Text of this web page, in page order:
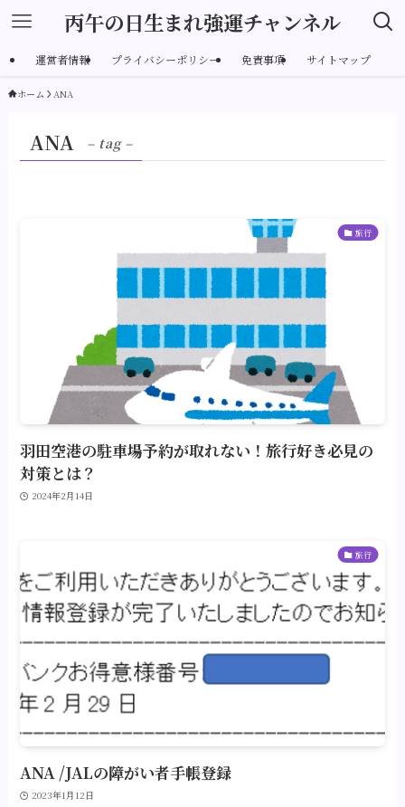
丙午の日生まれ強運チャンネル
運営者情報 プライバシーポリシー 免責事項 サイトマップ
ホーム ANA
ANA – tag –
旅行
羽田空港の駐車場予約が取れない！旅行好き必見の
対策とは？
2024年2月14日
旅行
ANA /JALの障がい者手帳登録
2023年1月12日